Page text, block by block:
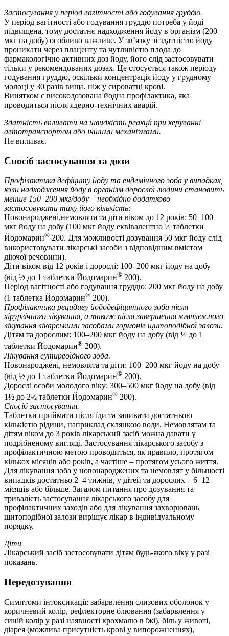
Застосування у період вагітності або годування груддю.
У період вагітності або годування груддю потреба у йоді
підвищена, тому достатнє надходження йоду в організм (200
мкг на добу) особливо важливе. У зв’язку зі здатністю йоду
проникати через плаценту та чутливістю плода до
фармакологічно активних доз йоду, його слід застосовувати
тільки у рекомендованих дозах. Це стосується також періоду
годування груддю, оскільки концентрація йоду у грудному
молоці у 30 разів вища, ніж у сироватці крові.
Винятком є високодозована йодна профілактика, яка
проводиться після ядерно-технічних аварій.
Здатність впливати на швидкість реакції при керуванні
автотранспортом або іншими механізмами.
Не впливає.
Спосіб застосування та дози
Профілактика дефіциту йоду та ендемічного зоба у випадках,
коли надходження йоду в організм дорослої людини становить
менше 150–200 мкг/добу – необхідно додатково
застосовувати таку його кількість:
Новонароджені,немовлята та діти віком до 12 років: 50–100
мкг йоду на добу (100 мкг йоду еквівалентно ½ таблетки
Йодомарин® 200. Для можливості дозування 50 мкг йоду слід
використовувати лікарські засоби з відповідним вмістом
діючої речовини).
Діти віком від 12 років і дорослі: 100–200 мкг йоду на добу
(від ½ до 1 таблетки Йодомарин® 200).
Період вагітності або годування груддю: 200 мкг йоду на добу
(1 таблетка Йодомарин® 200).
Профілактика рецидиву йододефіцитного зоба після
хірургічного лікування, а також після завершення комплексного
лікування лікарськими засобами гормонів щитоподібної залози.
Дітям та дорослим: 100–200 мкг йоду на добу (від ½ до 1
таблетки Йодомарин® 200).
Лікування еутиреоїдного зоба.
Новонароджені, немовлята та діти: 100–200 мкг йоду на добу
(від ½ до 1 таблетки Йодомарин® 200).
Дорослі особи молодого віку: 300–500 мкг йоду на добу (від
1½ до 2½ таблетки Йодомарин® 200).
Спосіб застосування.
Таблетки приймати після їди та запивати достатньою
кількістю рідини, наприклад склянкою води. Немовлятам та
дітям віком до 3 років лікарський засіб можна давати у
подрібненому вигляді. Застосування лікарського засобу з
профілактичною метою проводиться, як правило, протягом
кількох місяців або років, а частіше – протягом усього життя.
Для лікування зоба у новонароджених та немовлят у більшості
випадків достатньо 2–4 тижнів, у дітей та дорослих – 6–12
місяців або більше. Загалом питання про дозування та
тривалість застосування лікарського засобу для
профілактичних заходів або для лікування захворювань
щитоподібної залози вирішує лікар в індивідуальному
порядку.
Діти
Лікарський засіб застосовувати дітям будь-якого віку у разі
показань.
Передозування
Симптоми інтоксикації: забарвлення слизових оболонок у
коричневий колір, рефлекторне блювання (забарвлення у
синій колір у разі наявності крохмалю в їжі), біль у животі,
діарея (можлива присутність крові у випорожненнях),